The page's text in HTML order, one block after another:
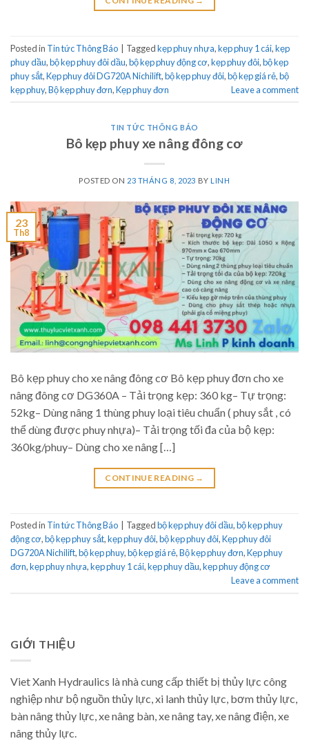
Posted in Tin tức Thông Báo Taggedkẹp phuy nhựa,kẹp phuy 1 cái,kẹp
phuy dầu,bộ kẹp phuy đôi dầu,bộ kẹp phuy động cơ,kẹp phuy đôi,bộ kẹp
phuy sắt,Kẹp phuy đôi DG720A Nichilift,bộ kẹp phuy đôi,bộ kẹp giá rẻ,bộ
kẹp phuy,Bộ kẹp phuy đơn,Kẹp phuy đơn Leave a comment
TIN TỨC THÔNG BÁO
Bô kẹp phuy xe nâng đông cơ
POSTED ON 23 THÁNG 8, 2023 BYLINH
23
Th8
Bô kẹp phuy cho xe nâng đông cơ Bô kẹp phuy đơn cho xe
nâng đông cơ DG360A – Tải trọng kẹp: 360 kg– Tự trọng:
52kg– Dùng nâng 1 thùng phuy loại tiêu chuẩn ( phuy sắt , có
thể dùng được phuy nhựa)– Tải trọng tối đa của bộ kẹp:
360kg/phuy– Dùng cho xe nâng […]
CONTINUE READING →
Posted in Tin tức Thông Báo Taggedbộ kẹp phuy đôi dầu,bộ kẹp phuy
động cơ,bộ kẹp phuy sắt,kẹp phuy đôi,bộ kẹp phuy đôi,Kẹp phuy đôi
DG720A Nichilift,bộ kẹp phuy,bộ kẹp giá rẻ,Bộ kẹp phuy đơn,Kẹp phuy
đơn,kẹp phuy nhựa,kẹp phuy 1 cái,kẹp phuy dầu,kẹp phuy động cơ
Leave a comment
GIỚI THIỆU
Viet Xanh Hydraulics là nhà cung cấp thiết bị thủy lực công
nghiệp như bộ nguồn thủy lực, xi lanh thủy lực, bơm thủy lực,
bàn nâng thủy lực, xe nâng bàn, xe nâng tay, xe nâng điện, xe
nâng thủy lực.